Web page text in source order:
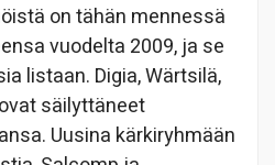
on tähän mennessä
vuodelta 2009, ja se
listaan. Digia, Wärtsilä,
säilyttäneet
Uusina kärkiryhmään